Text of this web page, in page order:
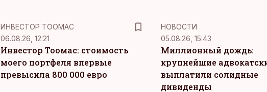
ИНВЕСТОР ТООМАС
06.08.26, 12:21
Инвестор Тоомас: стоимость
моего портфеля впервые
превысила 800 000 евро
НОВОСТИ
05.08.26, 15:43
Миллионный дождь:
крупнейшие
выплатили солидные
дивиденды